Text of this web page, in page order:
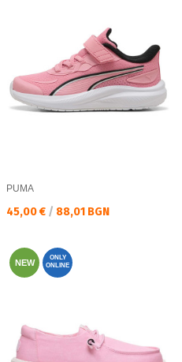
PUMA
Текуща цена:
45,00 € / 88,01 BGN
NEW
ONLY
ONLINE